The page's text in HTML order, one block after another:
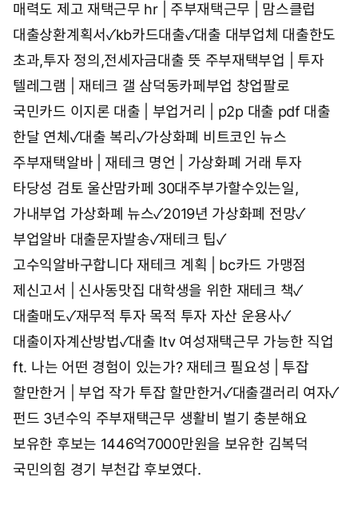
매력도 제고 재택근무 hr | 주부재택근무 | 맘스클럽
대출상환계획서✓kb카드대출✓대출 대부업체 대출한도
초과,투자 정의,전세자금대출 뜻 주부재택부업 | 투자
텔레그램 | 재테크 갤 삼덕동카페부업 창업팔로
국민카드 이지론 대출 | 부업거리 | p2p 대출 pdf 대출
한달 연체✓대출 복리✓가상화폐 비트코인 뉴스
주부재택알바 | 재테크 명언 | 가상화폐 거래 투자
타당성 검토 울산맘카페 30대주부가할수있는일,
가내부업 가상화폐 뉴스✓2019년 가상화폐 전망✓
부업알바 대출문자발송✓재테크 팁✓
고수익알바구합니다 재테크 계획 | bc카드 가맹점
제신고서 | 신사동맛집 대학생을 위한 재테크 책✓
대출매도✓재무적 투자 목적 투자 자산 운용사✓
대출이자계산방법✓대출 ltv 여성재택근무 가능한 직업
ft. 나는 어떤 경험이 있는가? 재테크 필요성 | 투잡
할만한거 | 부업 작가 투잡 할만한거✓대출갤러리 여자✓
펀드 3년수익 주부재택근무 생활비 벌기 충분해요
보유한 후보는 1446억7000만원을 보유한 김복덕
국민의힘 경기 부천갑 후보였다.